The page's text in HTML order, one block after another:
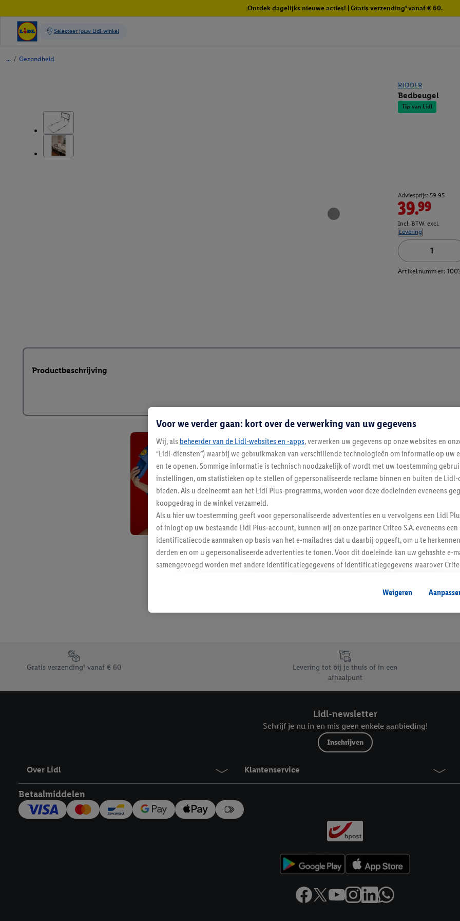
Ontdek dagelijks nieuwe acties! | Gratis verzending¹ vanaf € 60.
/ Gezondheid
RIDDER
Bedbeugel
Tip van Lidl
Adviesprijs: 59.95
39.99
Incl. BTW. excl.
Levering
Artikelnummer:
Productbeschrijving
Blijf op de
Schrijf je in op de
Footerelement met de verschillende USPs van Lidl.be
Gratis verzending¹ vanaf € 60
Levering tot bij je thuis of in een
afhaalpunt
Lidl-newsletter
Schrijf je nu in en mis geen enkele aanbieding!
Inschrijven
Over Lidl Klantenservice
Betaalmiddelen
Voor we verder gaan: kort over de verwerking van uw gegevens
Wij, als beheerder van de Lidl-websites en -apps, verwerken uw gegevens op onze websites en
“Lidl-diensten”) waarbij we gebruikmaken van verschillende technologieën om informatie op uw
en te openen. Sommige informatie is technisch noodzakelijk of wordt met uw toestemming
instellingen, om statistieken op te stellen of gepersonaliseerde reclame binnen en buiten de Lidl-
bieden. Als u deelneemt aan het Lidl Plus-programma, worden voor deze doeleinden eveneens
koopgedrag in de winkel verzameld.
Als u hier uw toestemming geeft voor gepersonaliseerde advertenties en u vervolgens een Lidl
of inlogt op uw bestaande Lidl Plus-account, kunnen wij en onze partner Criteo S.A. eveneens
identificatiecode aanmaken op basis van het e-mailadres dat u daarbij opgeeft, om u te
derden en om u gepersonaliseerde advertenties te tonen. Voor dit doeleinde kan uw gehashte e-
samengevoegd worden met andere identificatiegegevens of identificatiegegevens waarover
Als u hiermee akkoord gaat, kunnen advertenties in het kader van retargeting, d.w.z. advertenties
u interesse hebt getoond (bijvoorbeeld door het product in de webshop aan uw winkelmandje
niet te kopen), ook op verschillende apparaten en verschillende Lidl-diensten worden
Onder “Aanpassen” kunt u individuele doeleinden toestaan en meer informatie vinden over de
Door op “weigeren” te klikken, kunt u alleen het gebruik van de noodzakelijke technologieën
“aanvaarden” te klikken, stemt u in met alle verwerkingen voor alle bovengenoemde doeleinden.
Weigeren